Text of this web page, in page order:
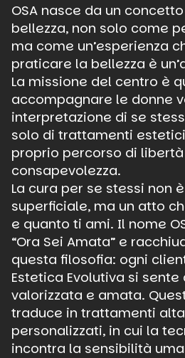
OSA nasce da un
bellezza, non solo come
ma come un’esperienza
praticare la bellezza è
La missione del centro è
accompagnare le donne
interpretazione di se
solo di trattamenti
proprio percorso di
consapevolezza.
La cura per se stessi non
superficiale, ma un atto
e quanto ti ami. Il nome
“Ora Sei Amata” e
questa filosofia: ogni
Estetica Evolutiva si
valorizzata e amata.
traduce in trattamenti
personalizzati, in cui la
incontra la sensibilità